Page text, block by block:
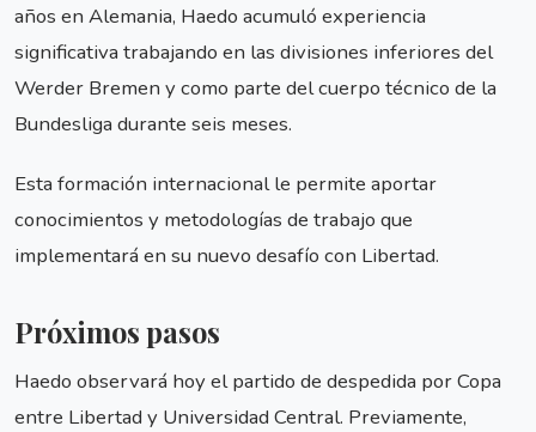
años en Alemania, Haedo acumuló experiencia
significativa trabajando en las divisiones inferiores del
Werder Bremen y como parte del cuerpo técnico de la
Bundesliga durante seis meses.
Esta formación internacional le permite aportar
conocimientos y metodologías de trabajo que
implementará en su nuevo desafío con Libertad.
Próximos pasos
Haedo observará hoy el partido de despedida por Copa
entre Libertad y Universidad Central. Previamente,